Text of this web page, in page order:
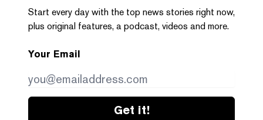
Start every day with the top news stories right now,
plus original features, a podcast, videos and more.
Your Email
Get it!